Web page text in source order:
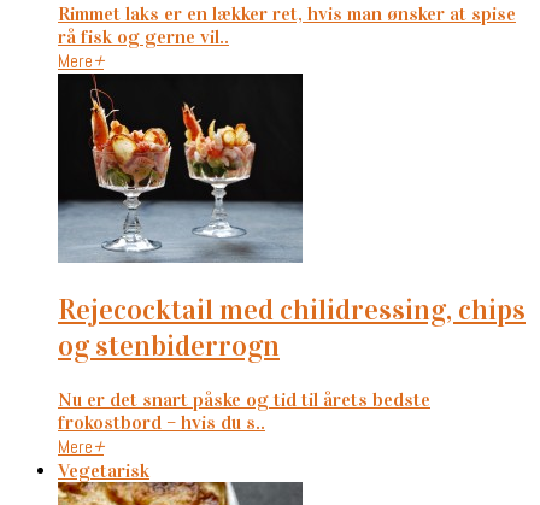
Rimmet laks er en lækker ret, hvis man ønsker at spise
rå fisk og gerne vil..
Mere+
rejecocktail med chilidressing, chips
og stenbiderrogn
Nu er det snart påske og tid til årets bedste
frokostbord – hvis du s..
Mere+
Vegetarisk